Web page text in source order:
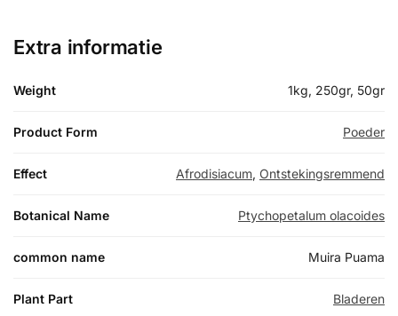
Extra informatie
Weight 1kg, 250gr, 50gr
Product Form Poeder
Effect Afrodisiacum, Ontstekingsremmend
Botanical Name Ptychopetalum olacoides
common name Muira Puama
Plant Part Bladeren